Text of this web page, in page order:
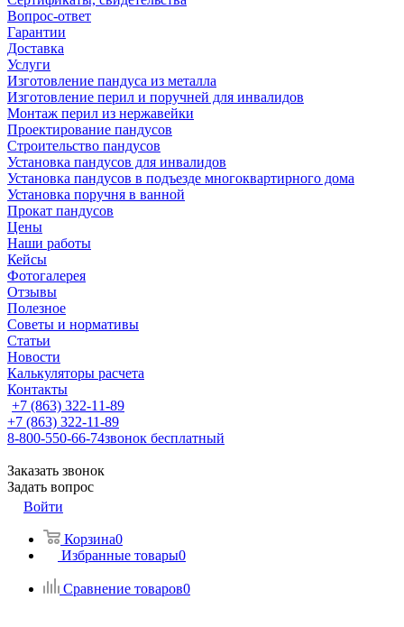
Вопрос-ответ
Гарантии
Доставка
Услуги
Изготовление пандуса из металла
Изготовление перил и поручней для инвалидов
Монтаж перил из нержавейки
Проектирование пандусов
Строительство пандусов
Установка пандусов для инвалидов
Установка пандусов в подъезде многоквартирного дома
Установка поручня в ванной
Прокат пандусов
Цены
Наши работы
Кейсы
Фотогалерея
Отзывы
Полезное
Советы и нормативы
Статьи
Новости
Калькуляторы расчета
Контакты
+7 (863) 322-11-89
+7 (863) 322-11-89
8-800-550-66-74звонок бесплатный
Заказать звонок
Задать вопрос
Войти
Корзина0
Избранные товары0
Сравнение товаров0